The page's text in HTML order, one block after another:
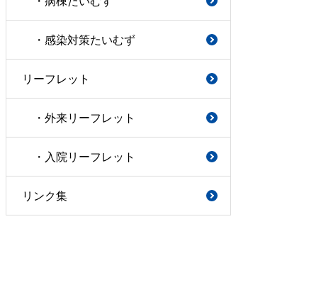
・感染対策たいむず
リーフレット
・外来リーフレット
・入院リーフレット
リンク集